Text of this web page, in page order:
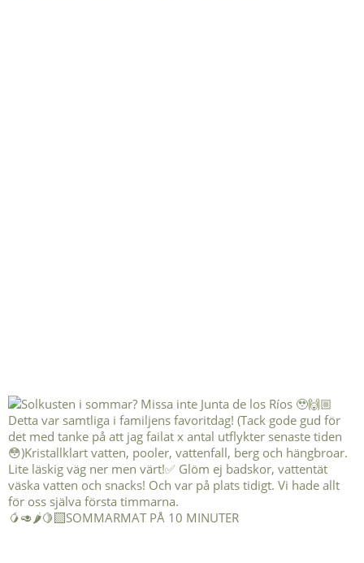
🥭🥑🌶️🍋‍🟩SOMMARMAT PÅ 10 MINUTER